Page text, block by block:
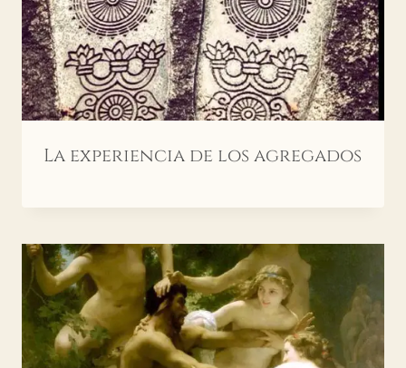
La experiencia de los agregados